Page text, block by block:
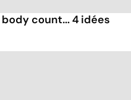
count... 4 idées